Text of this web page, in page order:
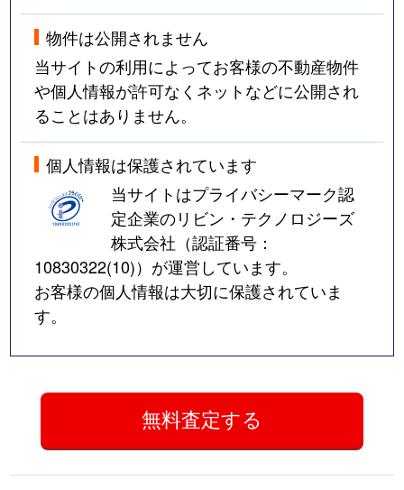
物件は公開されません
当サイトの利用によってお客様の不動産物件
や個人情報が許可なくネットなどに公開され
ることはありません。
個人情報は保護されています
当サイトはプライバシーマーク認
定企業のリビン・テクノロジーズ
株式会社（認証番号：
10830322(10)）が運営しています。
お客様の個人情報は大切に保護されていま
す。